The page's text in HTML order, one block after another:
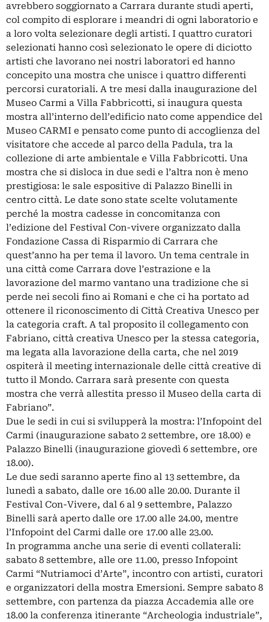
avrebbero soggiornato a Carrara durante studi aperti,
col compito di esplorare i meandri di ogni laboratorio e
a loro volta selezionare degli artisti. I quattro curatori
selezionati hanno così selezionato le opere di diciotto
artisti che lavorano nei nostri laboratori ed hanno
concepito una mostra che unisce i quattro differenti
percorsi curatoriali. A tre mesi dalla inaugurazione del
Museo Carmi a Villa Fabbricotti, si inaugura questa
mostra all’interno dell’edificio nato come appendice del
Museo CARMI e pensato come punto di accoglienza del
visitatore che accede al parco della Padula, tra la
collezione di arte ambientale e Villa Fabbricotti. Una
mostra che si disloca in due sedi e l’altra non è meno
prestigiosa: le sale espositive di Palazzo Binelli in
centro città. Le date sono state scelte volutamente
perché la mostra cadesse in concomitanza con
l’edizione del Festival Con-vivere organizzato dalla
Fondazione Cassa di Risparmio di Carrara che
quest’anno ha per tema il lavoro. Un tema centrale in
una città come Carrara dove l’estrazione e la
lavorazione del marmo vantano una tradizione che si
perde nei secoli fino ai Romani e che ci ha portato ad
ottenere il riconoscimento di Città Creativa Unesco per
la categoria craft. A tal proposito il collegamento con
Fabriano, città creativa Unesco per la stessa categoria,
ma legata alla lavorazione della carta, che nel 2019
ospiterà il meeting internazionale delle città creative di
tutto il Mondo. Carrara sarà presente con questa
mostra che verrà allestita presso il Museo della carta di
Fabriano”.
Due le sedi in cui si svilupperà la mostra: l’Infopoint del
Carmi (inaugurazione sabato 2 settembre, ore 18.00) e
Palazzo Binelli (inaugurazione giovedì 6 settembre, ore
18.00).
Le due sedi saranno aperte fino al 13 settembre, da
lunedì a sabato, dalle ore 16.00 alle 20.00. Durante il
Festival Con-Vivere, dal 6 al 9 settembre, Palazzo
Binelli sarà aperto dalle ore 17.00 alle 24.00, mentre
l’Infopoint del Carmi dalle ore 17.00 alle 23.00.
In programma anche una serie di eventi collaterali:
sabato 8 settembre, alle ore 11.00, presso Infopoint
Carmi “Nutriamoci d’Arte”, incontro con artisti, curatori
e organizzatori della mostra Emersioni. Sempre sabato 8
settembre, con partenza da piazza Accademia alle ore
18.00 la conferenza itinerante “Archeologia industriale”,